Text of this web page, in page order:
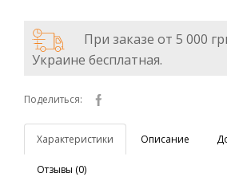
При заказе от 5 000
Украине бесплатная.
Поделиться:
Характеристики Описание
Отзывы (0)